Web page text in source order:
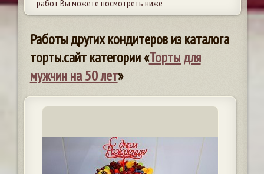
работ Вы можете посмотреть ниже
Работы других кондитеров из каталога
торты.сайт категории «Торты для
мужчин на 50 лет»